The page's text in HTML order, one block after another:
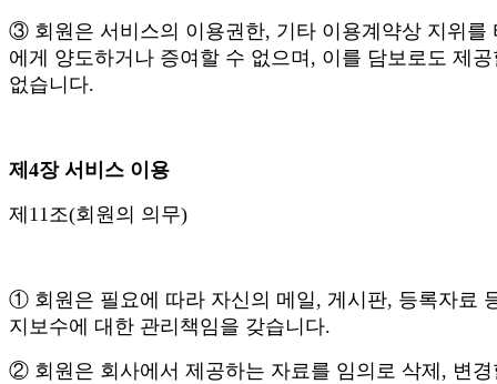
③ 회원은 서비스의 이용권한, 기타 이용계약상 지위를
에게 양도하거나 증여할 수 없으며, 이를 담보로도 제
없습니다.
제4장 서비스 이용
제11조(회원의 의무)
① 회원은 필요에 따라 자신의 메일, 게시판, 등록자료
지보수에 대한 관리책임을 갖습니다.
② 회원은 회사에서 제공하는 자료를 임의로 삭제, 변경